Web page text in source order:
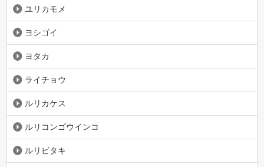
ユリカモメ
ヨシゴイ
ヨタカ
ライチョウ
ルリカケス
ルリコンゴウインコ
ルリビタキ